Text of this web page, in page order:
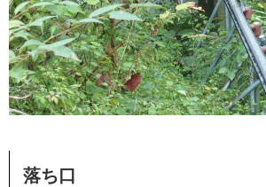
落ち口